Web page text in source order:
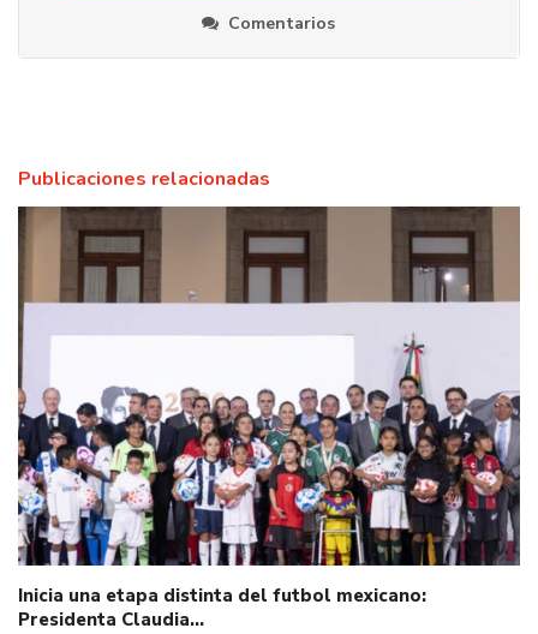
Comentarios
Publicaciones relacionadas
Inicia una etapa distinta del futbol mexicano:
Presidenta Claudia…